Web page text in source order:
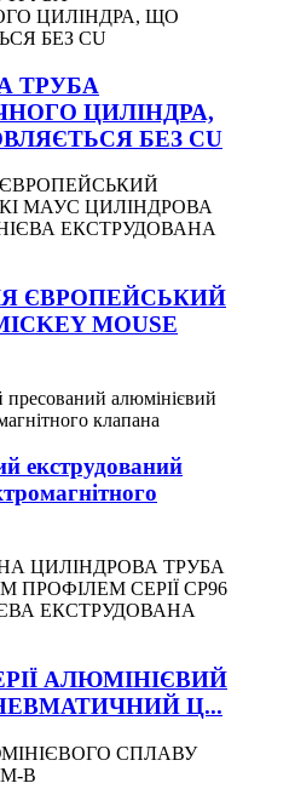
ТРУБА
ЦИЛІНДРА,
БЕЗ CU
ЄВРОПЕЙСЬКИЙ
MOUSE
екструдований
АЛЮМІНІЄВИЙ
Ц...